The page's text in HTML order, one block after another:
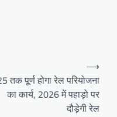
तक पूर्ण होगा रेल परियोजना
का कार्य, 2026 में पहाड़ो पर
दौड़ेगी रेल
⟶